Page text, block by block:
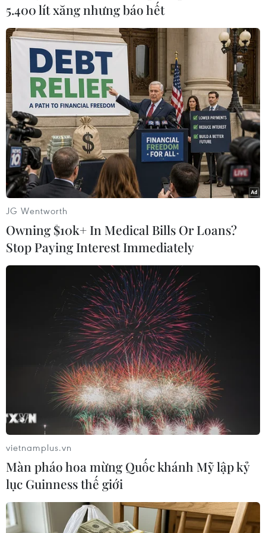
Trong diễn biến liên quan cùng ngày 13/3,
phóng viên TTXVN tại Moskva đưa tin, Nga sẽ
không tham dự hội nghị về Ukraine tại Thụy Sĩ
kể cả nếu được mời.
Cụ thể, người phát ngôn Bộ Ngoại giao Nga
Maria Zakharova nhấn mạnh bất kỳ một cuộc
đàm phán nào về Ukraine đều phải diễn ra sau
khi sắc lệnh của Tổng thống Ukraine Volodymyr
Zelensky về cấm đàm phán với Nga bị hủy bỏ,
đồng thời tái khẳng định Nga sẵn sàng đàm
phán hòa bình./.
#Liên minh châu Âu
#Viện trợ quân sự
#Căng thẳng Ukraine-Nga
Theo dõi VietnamPlus
5.400 lít xăng nhưng báo hết
JG Wentworth
Owning $10k+ In Medical Bills Or Loans?
Stop Paying Interest Immediately
vietnamplus.vn
Màn pháo hoa mừng Quốc khánh Mỹ lập kỷ
lục Guinness thế giới